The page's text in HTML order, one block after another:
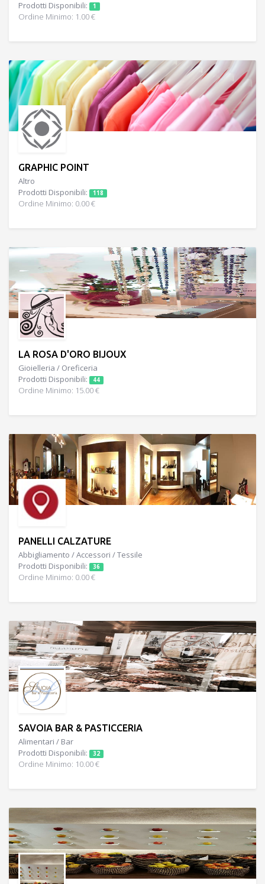
Prodotti Disponibili:
1
Ordine Minimo: 1.00 €
GRAPHIC POINT
Altro
Prodotti Disponibili:
118
Ordine Minimo: 0.00 €
LA ROSA D'ORO BIJOUX
Gioielleria / Oreficeria
Prodotti Disponibili:
44
Ordine Minimo: 15.00 €
PANELLI CALZATURE
Abbigliamento / Accessori / Tessile
Prodotti Disponibili:
36
Ordine Minimo: 0.00 €
SAVOIA BAR & PASTICCERIA
Alimentari / Bar
Prodotti Disponibili:
32
Ordine Minimo: 10.00 €